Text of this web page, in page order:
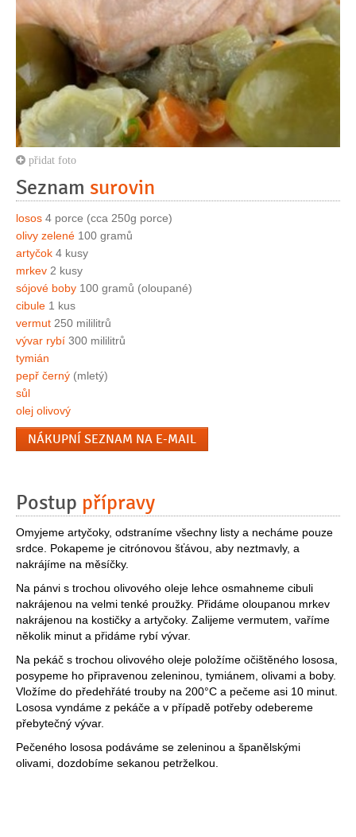
přidat foto
Seznam surovin
losos 4 porce (cca 250g porce)
olivy zelené 100 gramů
artyčok 4 kusy
mrkev 2 kusy
sójové boby 100 gramů (oloupané)
cibule 1 kus
vermut 250 mililitrů
vývar rybí 300 mililitrů
tymián
pepř černý (mletý)
sůl
olej olivový
NÁKUPNÍ SEZNAM NA E-MAIL
Postup přípravy
Omyjeme artyčoky, odstraníme všechny listy a necháme pouze
srdce. Pokapeme je citrónovou šťávou, aby neztmavly, a
nakrájíme na měsíčky.
Na pánvi s trochou olivového oleje lehce osmahneme cibuli
nakrájenou na velmi tenké proužky. Přidáme oloupanou mrkev
nakrájenou na kostičky a artyčoky. Zalijeme vermutem, vaříme
několik minut a přidáme rybí vývar.
Na pekáč s trochou olivového oleje položíme očištěného lososa,
posypeme ho připravenou zeleninou, tymiánem, olivami a boby.
Vložíme do předehřáté trouby na 200°C a pečeme asi 10 minut.
Lososa vyndáme z pekáče a v případě potřeby odebereme
přebytečný vývar.
Pečeného lososa podáváme se zeleninou a španělskými
olivami, dozdobíme sekanou petrželkou.